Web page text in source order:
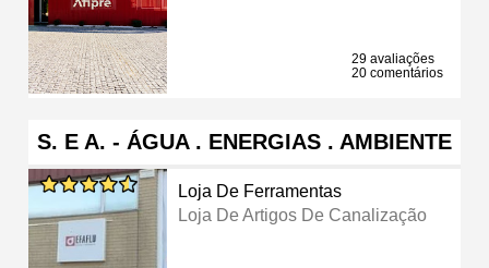
29 avaliações
20 comentários
S. E A. - ÁGUA . ENERGIAS . AMBIENTE
Loja De Ferramentas
Loja De Artigos De Canalização